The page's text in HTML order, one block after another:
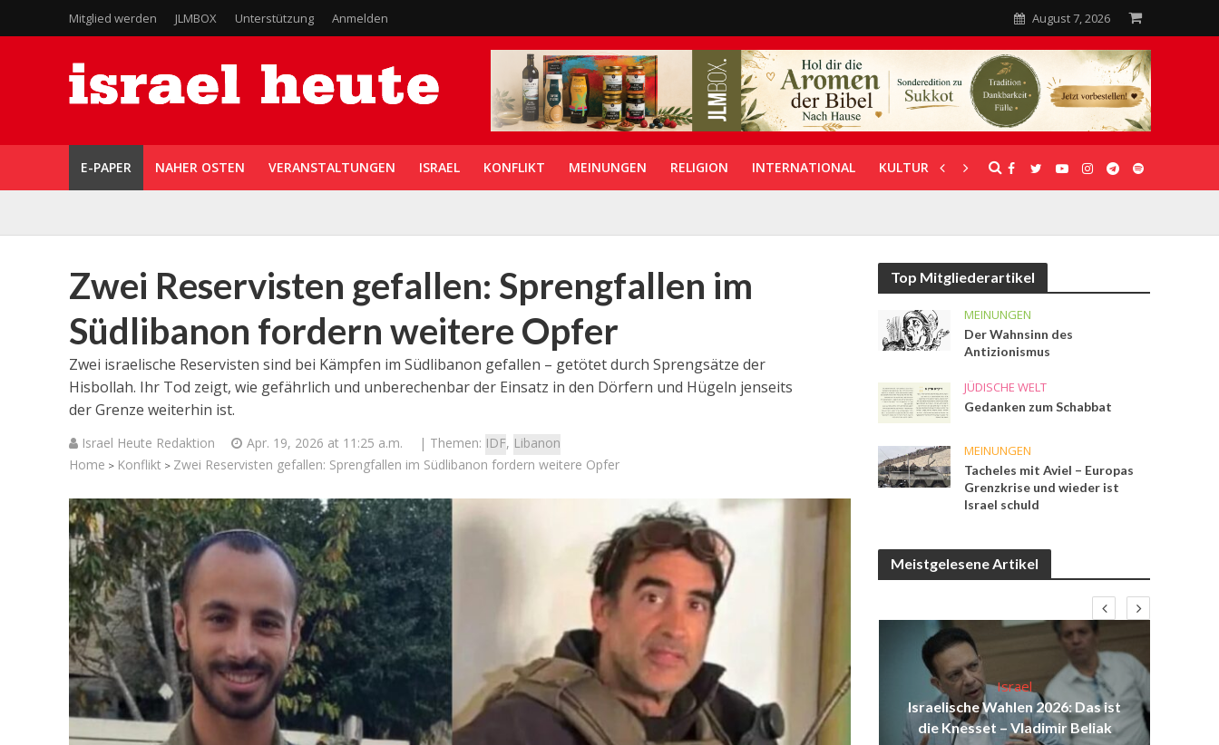
Mitglied werden JLMBOX Unterstützung Anmelden August 7, 2026
E-PAPER NAHER OSTEN VERANSTALTUNGEN ISRAEL KONFLIKT MEINUNGEN RELIGION INTERNATIONAL KULTUR UNTERSTÜTZUNG
Zwei Reservisten gefallen: Sprengfallen im
Südlibanon fordern weitere Opfer
Zwei israelische Reservisten sind bei Kämpfen im Südlibanon gefallen – getötet durch Sprengsätze der
Hisbollah. Ihr Tod zeigt, wie gefährlich und unberechenbar der Einsatz in den Dörfern und Hügeln jenseits
der Grenze weiterhin ist.
Israel Heute Redaktion Apr. 19, 2026 at 11:25 a.m. | Themen: IDF, Libanon
Home > Konflikt > Zwei Reservisten gefallen: Sprengfallen im Südlibanon fordern weitere Opfer
Top Mitgliederartikel
MEINUNGEN
Der Wahnsinn des
Antizionismus
JÜDISCHE WELT
Gedanken zum Schabbat
MEINUNGEN
Tacheles mit Aviel – Europas
Grenzkrise und wieder ist
Israel schuld
Meistgelesene Artikel
Israel
Jenseits des Schlachtfelds:
Israelische Initiativen helfen
Soldaten beim Übergang ins zivile
Israel
Israelische Wahlen 2026: Das ist
die Knesset – Moshe Abutbul
Israel
Israelische Wahlen 2026: Das ist
die Knesset – Vladimir Beliak